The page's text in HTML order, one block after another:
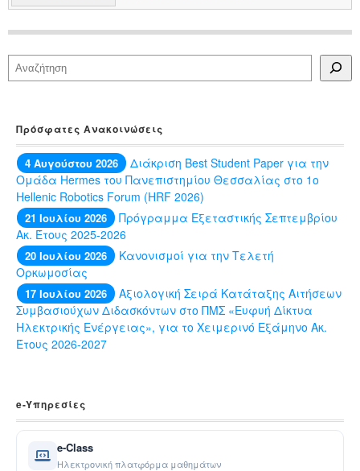
Αναζήτηση
Πρόσφατες Ανακοινώσεις
4 Αυγούστου 2026
Διάκριση Best Student Paper για την
Ομάδα Hermes του Πανεπιστημίου Θεσσαλίας στο 1ο
Hellenic Robotics Forum (HRF 2026)
21 Ιουλίου 2026
Πρόγραμμα Εξεταστικής Σεπτεμβρίου
Ακ. Έτους 2025-2026
20 Ιουλίου 2026
Κανονισμοί για την Τελετή
Ορκωμοσίας
17 Ιουλίου 2026
Αξιολογική Σειρά Κατάταξης Αιτήσεων
Συμβασιούχων Διδασκόντων στο ΠΜΣ «Ευφυή Δίκτυα
Ηλεκτρικής Ενέργειας», για το Χειμερινό Εξάμηνο Ακ.
Έτους 2026-2027
e-Yπηρεσίες
e-Class
Ηλεκτρονική πλατφόρμα μαθημάτων